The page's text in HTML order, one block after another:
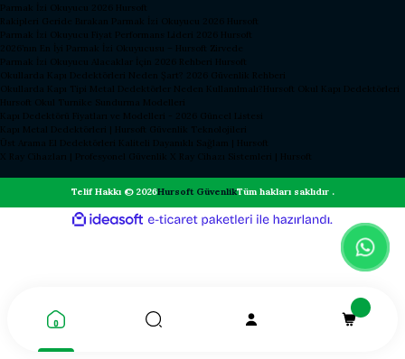
Parmak İzi Okuyucu 2026 Hursoft
Rakipleri Geride Bırakan Parmak İzi Okuyucu 2026 Hursoft
Parmak İzi Okuyucu Fiyat Performans Lideri 2026 Hursoft
2026’nın En İyi Parmak İzi Okuyucusu – Hursoft Zirvede
Parmak İzi Okuyucu Alacaklar İçin 2026 Rehberi Hursoft
Okullarda Kapı Dedektörleri Neden Şart? 2026 Güvenlik Rehberi
Okullarda Kapı Tipi Metal Dedektörler Neden Kullanılmalı?Hursoft Okul Kapı Dedektörleri
Hursoft Okul Turnike Sundurma Modelleri
Kapı Dedektörü Fiyatları ve Modelleri - 2026 Güncel Listesi
Kapı Metal Dedektörleri | Hursoft Güvenlik Teknolojileri
Üst Arama El Dedektörleri Kaliteli Dayanıklı Sağlam | Hursoft
X Ray Cihazları | Profesyonel Güvenlik X Ray Cihazı Sistemleri | Hursoft
Telif Hakkı © 2026Hursoft GüvenlikTüm hakları saklıdır .
ideasoft
e-
hazırlandı.